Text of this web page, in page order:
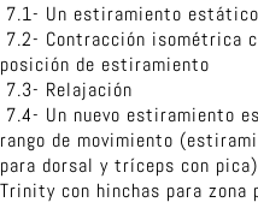
7.1- Un estiramiento estático
7.2- Contracción isométrica
posición de estiramiento
7.3- Relajación
7.4- Un nuevo estiramiento
rango de movimiento
para dorsal y tríceps con
Trinity con hinchas para